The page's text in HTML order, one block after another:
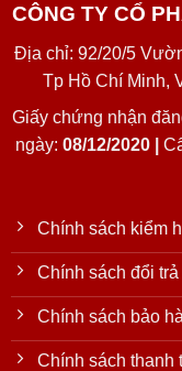
CÔNG TY CỔ
Địa chỉ: 92/20/5
Tp Hồ Chí Minh,
Giấy chứng nhận
ngày: 08/12/2020 |
Chính sách kiểm
Chính sách đổi trả
Chính sách bảo
Chính sách thanh